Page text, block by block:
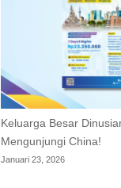
Keluarga Besar
Mengunjungi China!
Januari 23, 2026